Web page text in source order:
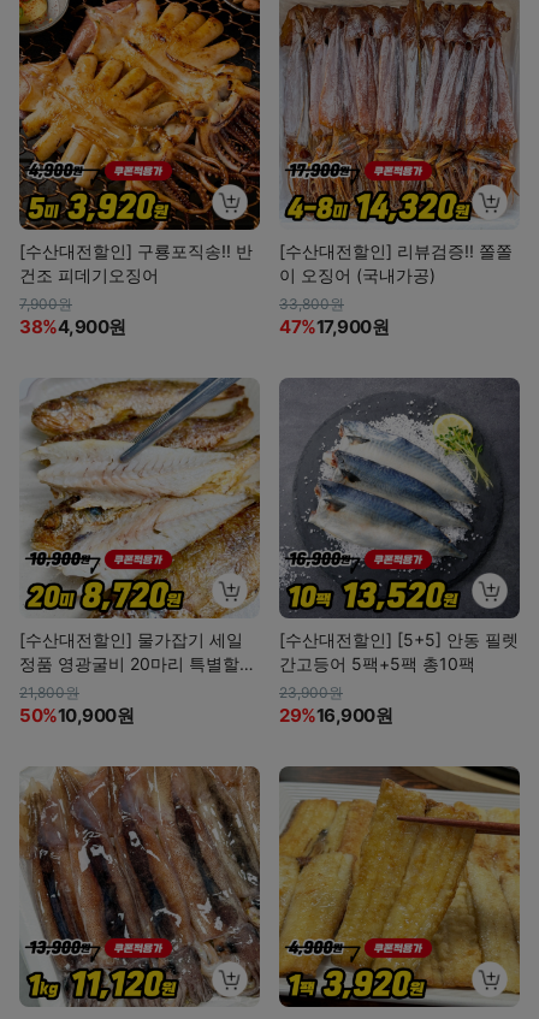
[수산대전할인] 구룡포직송!! 반
건조 피데기오징어
7,900원
38%4,900원
[수산대전할인] 리뷰검증!! 쫄쫄
이 오징어 (국내가공)
33,800원
47%17,900원
[수산대전할인] 물가잡기 세일
정품 영광굴비 20마리 특별할
인!
21,800원
50%10,900원
[수산대전할인] [5+5] 안동 필렛
간고등어 5팩+5팩 총10팩
23,900원
29%16,900원